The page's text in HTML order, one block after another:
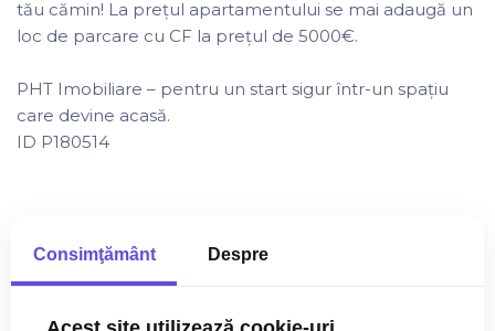
tău cămin! La prețul apartamentului se mai adaugă un
loc de parcare cu CF la prețul de 5000€.
PHT Imobiliare – pentru un start sigur într-un spațiu
care devine acasă.
ID P180514
Utilitati
Consimţământ Despre